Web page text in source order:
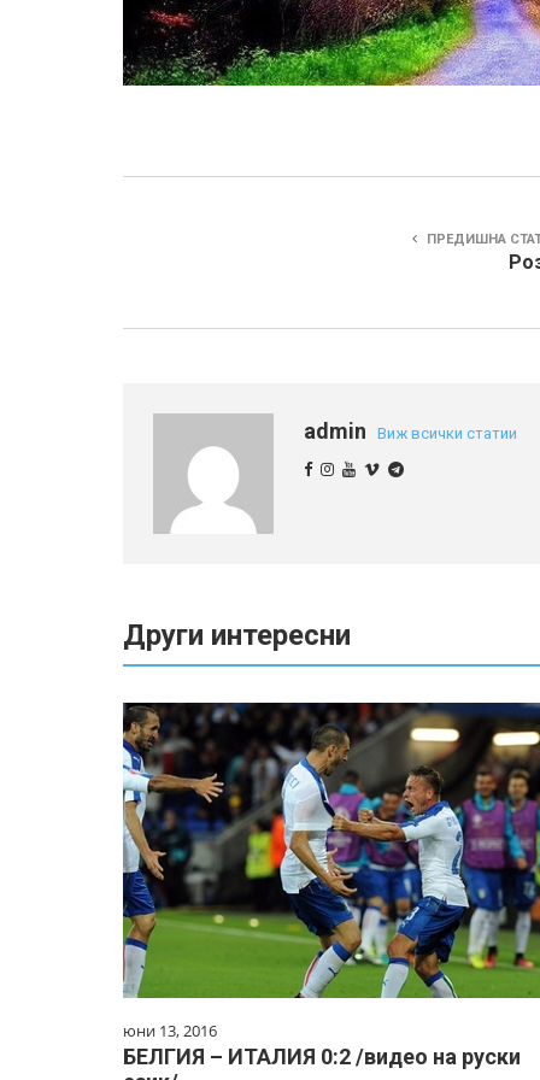
ПРЕДИШНА
admin Виж всички статии
Други интересни
юни 13, 2016
БЕЛГИЯ – ИТАЛИЯ 0:2 /видео на руски